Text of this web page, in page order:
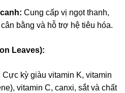
Cung cấp vị ngọt thanh,
bằng và hỗ trợ hệ tiêu hóa.
Leaves):
Cực kỳ giàu vitamin K, vitamin
vitamin C, canxi, sắt và chất